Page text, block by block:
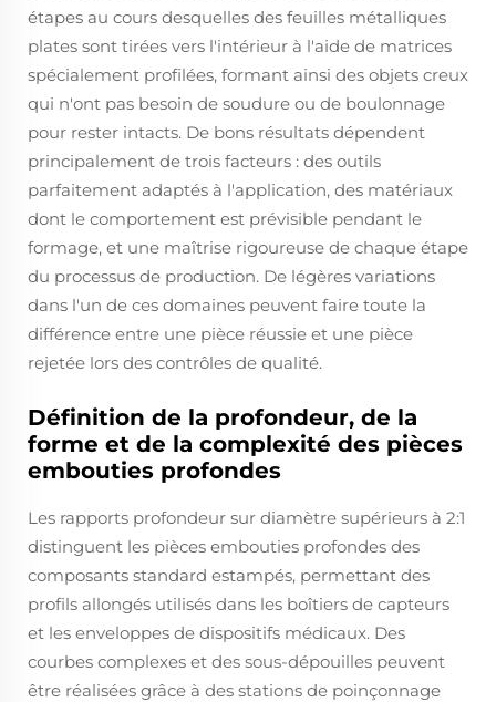
étapes au cours desquelles des feuilles métalliques
plates sont tirées vers l'intérieur à l'aide de matrices
spécialement profilées, formant ainsi des objets creux
qui n'ont pas besoin de soudure ou de boulonnage
pour rester intacts. De bons résultats dépendent
principalement de trois facteurs : des outils
parfaitement adaptés à l'application, des matériaux
dont le comportement est prévisible pendant le
formage, et une maîtrise rigoureuse de chaque étape
du processus de production. De légères variations
dans l'un de ces domaines peuvent faire toute la
différence entre une pièce réussie et une pièce
rejetée lors des contrôles de qualité.
Définition de la profondeur, de la
forme et de la complexité des pièces
embouties profondes
Les rapports profondeur sur diamètre supérieurs à 2:1
distinguent les pièces embouties profondes des
composants standard estampés, permettant des
profils allongés utilisés dans les boîtiers de capteurs
et les enveloppes de dispositifs médicaux. Des
courbes complexes et des sous-dépouilles peuvent
être réalisées grâce à des stations de poinçonnage